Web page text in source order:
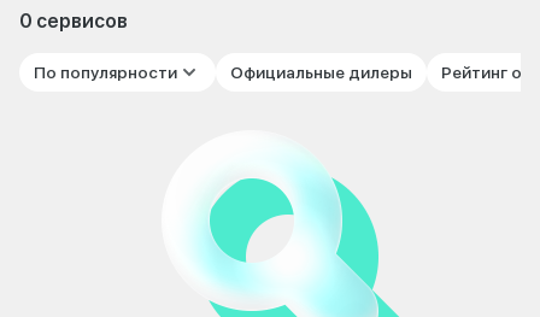
0 сервисов
По популярности Официальные дилеры Рейтинг